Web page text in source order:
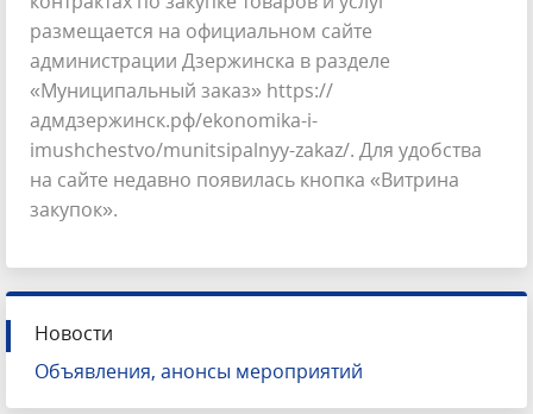
размещается на официальном сайте
администрации Дзержинска в разделе
«Муниципальный заказ» https://
адмдзержинск.рф/ekonomika-i-
imushchestvo/munitsipalnyy-zakaz/. Для удобства
на сайте недавно появилась кнопка «Витрина
закупок».
Новости
Объявления, анонсы мероприятий